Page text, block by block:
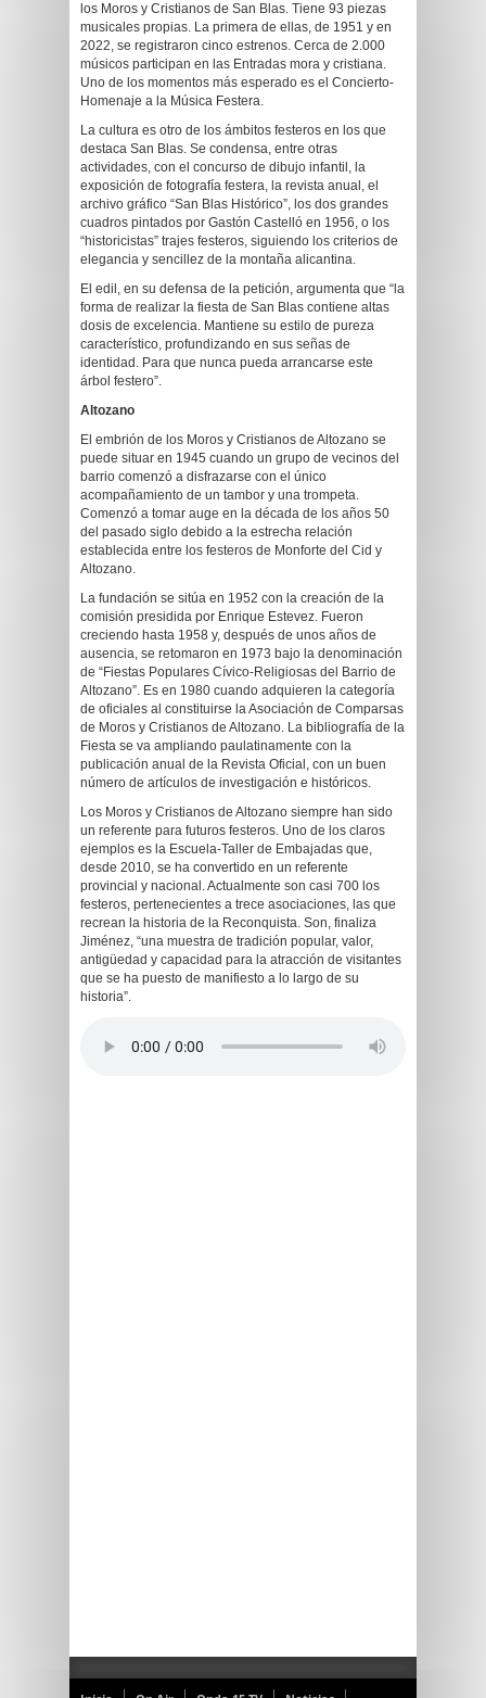
los Moros y Cristianos de San Blas. Tiene 93 piezas
musicales propias. La primera de ellas, de 1951 y en
2022, se registraron cinco estrenos. Cerca de 2.000
músicos participan en las Entradas mora y cristiana.
Uno de los momentos más esperado es el Concierto-
Homenaje a la Música Festera.
La cultura es otro de los ámbitos festeros en los que
destaca San Blas. Se condensa, entre otras
actividades, con el concurso de dibujo infantil, la
exposición de fotografía festera, la revista anual, el
archivo gráfico “San Blas Histórico”, los dos grandes
cuadros pintados por Gastón Castelló en 1956, o los
“historicistas” trajes festeros, siguiendo los criterios de
elegancia y sencillez de la montaña alicantina.
El edil, en su defensa de la petición, argumenta que “la
forma de realizar la fiesta de San Blas contiene altas
dosis de excelencia. Mantiene su estilo de pureza
característico, profundizando en sus señas de
identidad. Para que nunca pueda arrancarse este
árbol festero”.
Altozano
El embrión de los Moros y Cristianos de Altozano se
puede situar en 1945 cuando un grupo de vecinos del
barrio comenzó a disfrazarse con el único
acompañamiento de un tambor y una trompeta.
Comenzó a tomar auge en la década de los años 50
del pasado siglo debido a la estrecha relación
establecida entre los festeros de Monforte del Cid y
Altozano.
La fundación se sitúa en 1952 con la creación de la
comisión presidida por Enrique Estevez. Fueron
creciendo hasta 1958 y, después de unos años de
ausencia, se retomaron en 1973 bajo la denominación
de “Fiestas Populares Cívico-Religiosas del Barrio de
Altozano”. Es en 1980 cuando adquieren la categoría
de oficiales al constituirse la Asociación de Comparsas
de Moros y Cristianos de Altozano. La bibliografía de la
Fiesta se va ampliando paulatinamente con la
publicación anual de la Revista Oficial, con un buen
número de artículos de investigación e históricos.
Los Moros y Cristianos de Altozano siempre han sido
un referente para futuros festeros. Uno de los claros
ejemplos es la Escuela-Taller de Embajadas que,
desde 2010, se ha convertido en un referente
provincial y nacional. Actualmente son casi 700 los
festeros, pertenecientes a trece asociaciones, las que
recrean la historia de la Reconquista. Son, finaliza
Jiménez, “una muestra de tradición popular, valor,
antigüedad y capacidad para la atracción de visitantes
que se ha puesto de manifiesto a lo largo de su
historia”.